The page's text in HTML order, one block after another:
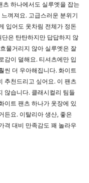
하나에서도 실루엣을 잡는
껴져요. 고급스러운 분위기
입어도 옷차림 전체가 정돈
은 탄탄하지만 답답하지 않
물거리지 않아 실루엣은 잘
감이 덜해요. 티셔츠에만 입
씬 더 우아해집니다. 화이트
추천드리고 싶어요. 이 팬츠
않습니다. 클래시컬리 팀들
이트 팬츠 하나가 옷장에 있
든요. 이탈리아 생산, 좋은
격 대비 만족감도 꽤 놀라우